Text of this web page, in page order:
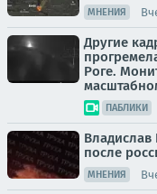
МНЕНИЯ
Другие
Роге.
ПАБЛИКИ
после
МНЕНИЯ